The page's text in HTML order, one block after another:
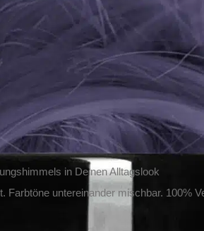
Twilight Blue
in Deinen Alltagslook
Farbtöne untereinander mischbar. 100%